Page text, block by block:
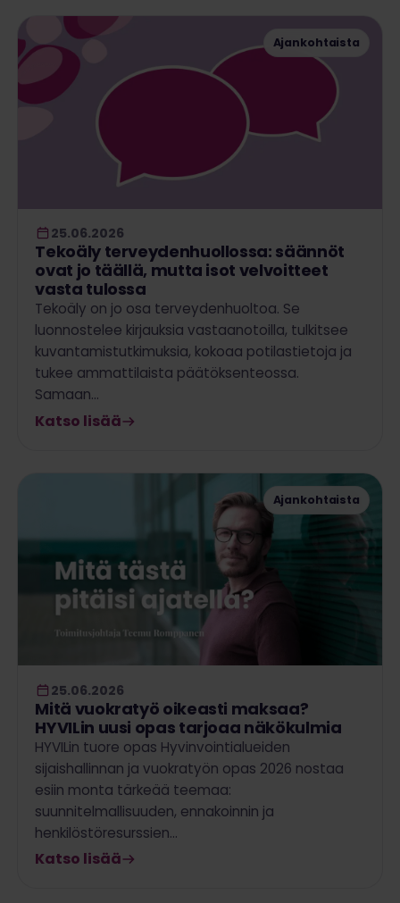
Ajankohtaista
25.06.2026
Tekoäly terveydenhuollossa: säännöt
ovat jo täällä, mutta isot velvoitteet
vasta tulossa
Tekoäly on jo osa terveydenhuoltoa. Se
luonnostelee kirjauksia vastaanotoilla, tulkitsee
kuvantamistutkimuksia, kokoaa potilastietoja ja
tukee ammattilaista päätöksenteossa.
Samaan…
Katso lisää
Ajankohtaista
25.06.2026
Mitä vuokratyö oikeasti maksaa?
HYVILin uusi opas tarjoaa näkökulmia
HYVILin tuore opas Hyvinvointialueiden
sijaishallinnan ja vuokratyön opas 2026 nostaa
esiin monta tärkeää teemaa:
suunnitelmallisuuden, ennakoinnin ja
henkilöstöresurssien…
Katso lisää